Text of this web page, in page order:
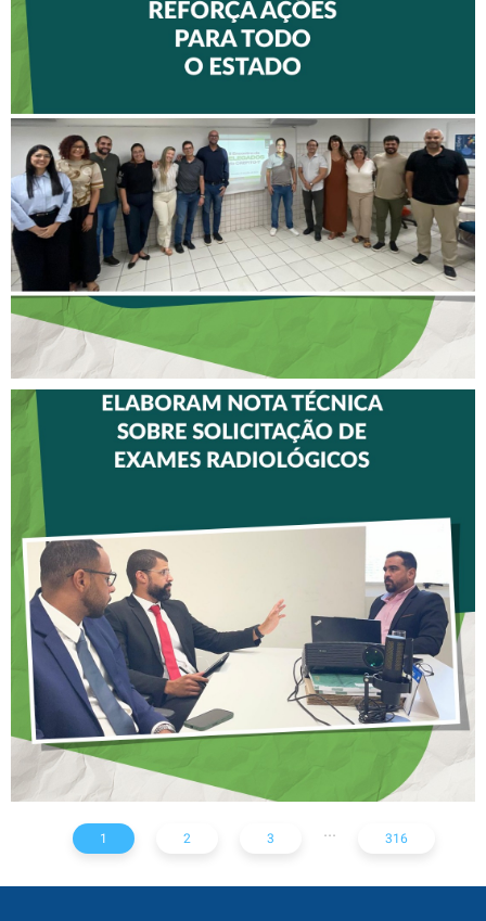
DELEGADOS REFORÇA
AÇÕES PARA TODO O
ESTADO
INICIAM ELABORAÇÃO DE
NOTA TÉCNICA SOBRE
SOLICITAÇÃO DE EXAMES
RADIOLÓGICOS
1 2 3 ... 316